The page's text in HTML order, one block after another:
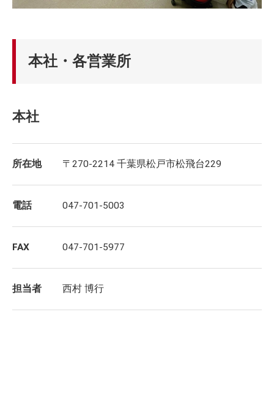
本社・各営業所
本社
所在地 〒270-2214 千葉県松戸市松飛台229
電話 047-701-5003
FAX 047-701-5977
担当者 西村 博行